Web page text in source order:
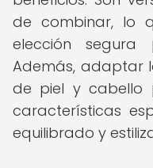
de combinar, lo
elección segura
Además, adaptar
de piel y cabello
características
equilibrado y